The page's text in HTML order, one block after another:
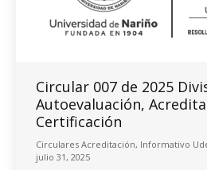
Circular 007 de 2025
Autoevaluación,
Certificación
Circulares Acreditación, Informativo
julio 31, 2025